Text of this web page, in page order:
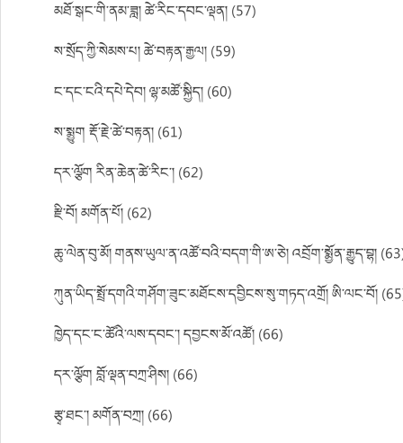
མཐོ་སྒང་གི་ནམ་ཟླ། ཚེ་རིང་དབང་ལྡན། (57)
ས་སྲོད་ཀྱི་སེམས་པ། ཚེ་བརྟན་རྒྱལ། (59)
ང་དང་ངའི་དཔེ་དེབ། ལྷ་མཚོ་སྐྱིད། (60)
ས་སྨྱུག རྡོ་རྗེ་ཚེ་བརྟན། (61)
དར་ལྕོག རིན་ཆེན་ཚེ་རིང་། (62)
རྫི་བོ། མགོན་པོ། (62)
ཆུ་ལེན་བུ་མོ། གནས་ཡུལ་ན་འཚོ་བའི་བདག་གི་ཨ་ཅེ། འབྲོག་སྨྱོན་རྒྱུད་བྷ།
ཀུན་ཡིད་སྤྲོ་དགའི་གཤོག་ཟུང་མཐོངས་དབྱིངས་སུ་གཏད་འགྲོ། ཨི་ལང་བོ།
ཁྱེད་དང་ང་ཚོའི་ལས་དབང་། དབྱངས་མོ་འཚོ། (66)
དར་ལྕོག བློ་ལྡན་བཀྲ་ཤིས། (66)
རྩྭ་ཐང་། མགོན་བཀྲ། (66)